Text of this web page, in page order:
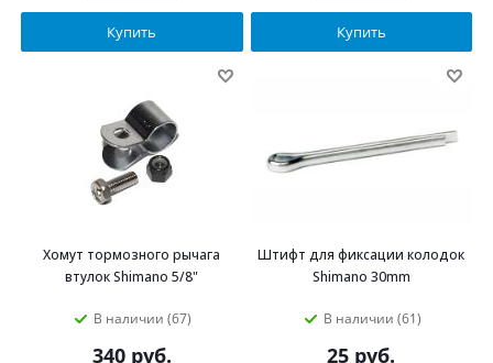
Купить Купить
Хомут тормозного рычага
втулок Shimano 5/8"
В наличии (67)
340руб.
Штифт для фиксации колодок
Shimano 30mm
В наличии (61)
25 руб.